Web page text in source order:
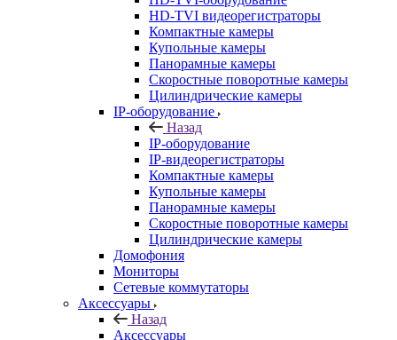
HD-TVI видеорегистраторы
Компактные камеры
Купольные камеры
Панорамные камеры
Скоростные поворотные камеры
Цилиндрические камеры
IP-оборудование
Назад
IP-оборудование
IP-видеорегистраторы
Компактные камеры
Купольные камеры
Панорамные камеры
Скоростные поворотные камеры
Цилиндрические камеры
Домофония
Мониторы
Сетевые коммутаторы
Аксессуары
Назад
Аксессуары